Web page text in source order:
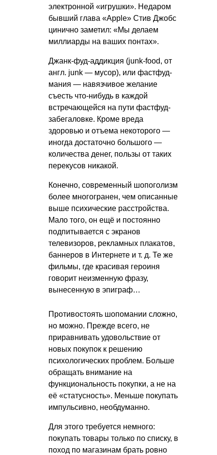
электронной «игрушки». Недаром
бывший глава «Apple» Стив Джобс
цинично заметил: «Мы делаем
миллиарды на ваших понтах».
Джанк-фуд-аддикция (junk-food, от
англ. junk — мусор), или фастфуд-
мания — навязчивое желание
съесть что-нибудь в каждой
встречающейся на пути фастфуд-
забегаловке. Кроме вреда
здоровью и отъема некоторого —
иногда достаточно большого —
количества денег, пользы от таких
перекусов никакой.
Конечно, современный шопоголизм
более многогранен, чем описанные
выше психические расстройства.
Мало того, он ещё и постоянно
подпитывается с экранов
телевизоров, рекламных плакатов,
баннеров в Интернете и т. д. Те же
фильмы, где красивая героиня
говорит неизменную фразу,
вынесенную в эпиграф…
Противостоять шопомании сложно,
но можно. Прежде всего, не
приравнивать удовольствие от
новых покупок к решению
психологических проблем. Больше
обращать внимание на
функциональность покупки, а не на
её «статусность». Меньше покупать
импульсивно, необдуманно.
Для этого требуется немного:
покупать товары только по списку, в
поход по магазинам брать ровно